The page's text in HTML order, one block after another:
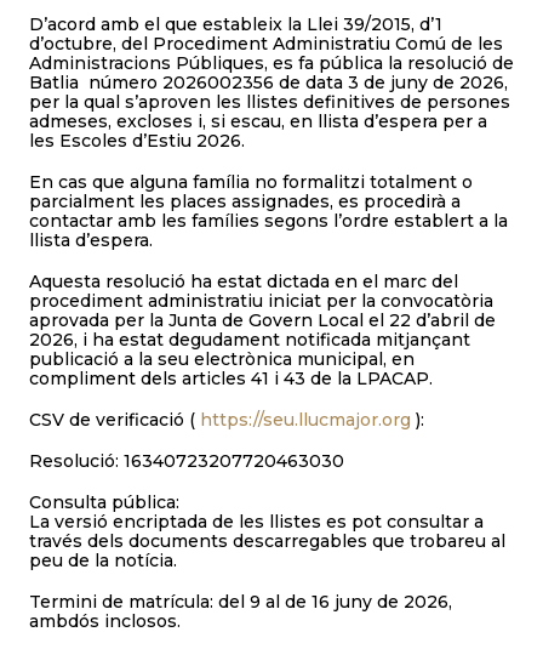
D’acord amb el que estableix la Llei 39/2015, d’1
d’octubre, del Procediment Administratiu Comú de les
Administracions Públiques, es fa pública la resolució de
Batlia número 2026002356 de data 3 de juny de 2026,
per la qual s’aproven les llistes definitives de persones
admeses, excloses i, si escau, en llista d’espera per a
les Escoles d’Estiu 2026.
En cas que alguna família no formalitzi totalment o
parcialment les places assignades, es procedirà a
contactar amb les famílies segons l’ordre establert a la
llista d’espera.
Aquesta resolució ha estat dictada en el marc del
procediment administratiu iniciat per la convocatòria
aprovada per la Junta de Govern Local el 22 d’abril de
2026, i ha estat degudament notificada mitjançant
publicació a la seu electrònica municipal, en
compliment dels articles 41 i 43 de la LPACAP.
CSV de verificació ( https://seu.llucmajor.org ):
Resolució: 16340723207720463030
Consulta pública:
La versió encriptada de les llistes es pot consultar a
través dels documents descarregables que trobareu al
peu de la notícia.
Termini de matrícula: del 9 al de 16 juny de 2026,
ambdós inclosos.